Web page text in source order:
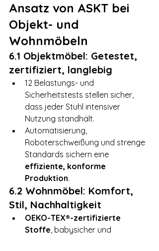
Ansatz von ASKT bei
Objekt- und
Wohnmöbeln
6.1 Objektmöbel: Getestet,
zertifiziert, langlebig
12 Belastungs- und
Sicherheitstests stellen sicher,
dass jeder Stuhl intensiver
Nutzung standhält.
Automatisierung,
Roboterschweißung und strenge
Standards sichern eine
effiziente, konforme
Produktion.
6.2 Wohnmöbel: Komfort,
Stil, Nachhaltigkeit
OEKO-TEX®-zertifizierte
Stoffe, babysicher und